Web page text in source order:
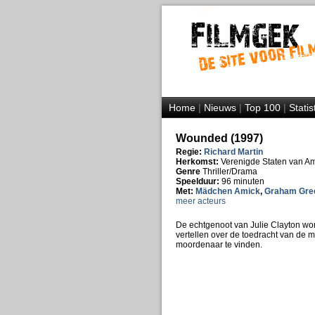
Home|Nieuws|Top 100|
Wounded (1997)
Regie: Richard Martin
Herkomst: Verenigde Staten van
Genre Thriller/Drama
Speelduur: 96 minuten
Met: Mädchen Amick, Graham
meer acteurs
De echtgenoot van Julie Clayton
vertellen over de toedracht van de
moordenaar te vinden.